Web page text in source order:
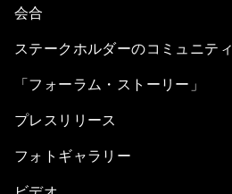
会合
ステークホルダーのコミュニティ
「フォーラム・ストーリー」
プレスリリース
フォトギャラリー